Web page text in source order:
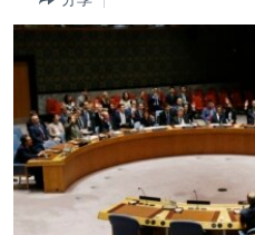
容
導
航
跳
美中關係
新聞自由
揭謊頻道
美國